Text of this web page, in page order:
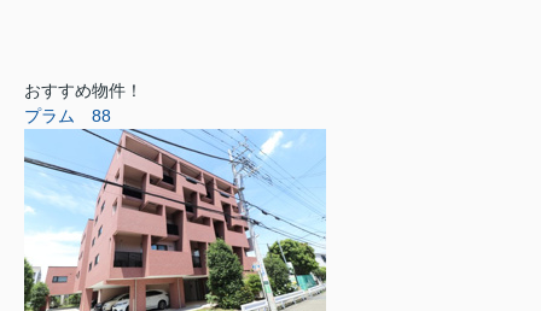
おすすめ物件！
プラム 88